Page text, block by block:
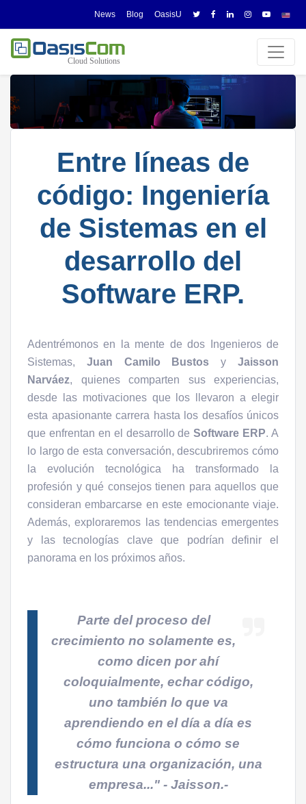
News Blog OasisU
Entre líneas de
código: Ingeniería
de Sistemas en el
desarrollo del
Software ERP.
Adentrémonos en la mente de dos Ingenieros de
Sistemas, Juan Camilo Bustos yJaisson
Narváez, quienes comparten sus experiencias,
desde las motivaciones que los llevaron a elegir
esta apasionante carrera hasta los desafíos únicos
que enfrentan en el desarrollo deSoftware ERP. A
lo largo de esta conversación, descubriremos cómo
la evolución tecnológica ha transformado la
profesión y qué consejos tienen para aquellos que
consideran embarcarse en este emocionante viaje.
Además, exploraremos las tendencias emergentes
y las tecnologías clave que podrían definir el
panorama en los próximos años.
Parte del proceso del
crecimiento no solamente es,
como dicen por ahí
coloquialmente, echar código,
uno también lo que va
aprendiendo en el día a día es
cómo funciona o cómo se
estructura una organización, una
empresa..." - Jaisson.-